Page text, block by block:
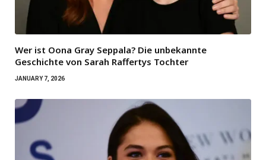
Wer ist Oona Gray Seppala? Die unbekannte
Geschichte von Sarah Raffertys Tochter
JANUARY 7, 2026